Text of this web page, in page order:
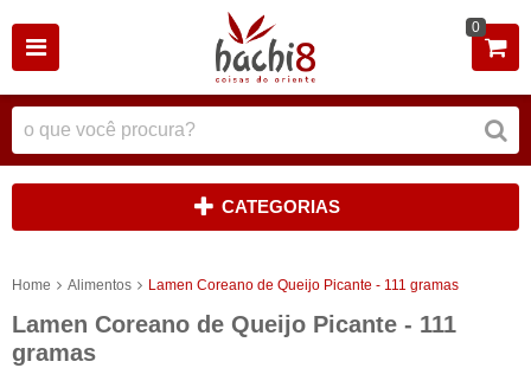
0
CATEGORIAS
Home Alimentos Lamen Coreano de Queijo Picante - 111 gramas
Lamen Coreano de Queijo Picante - 111
gramas